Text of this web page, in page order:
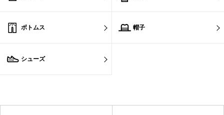
ボトムス 帽子
シューズ